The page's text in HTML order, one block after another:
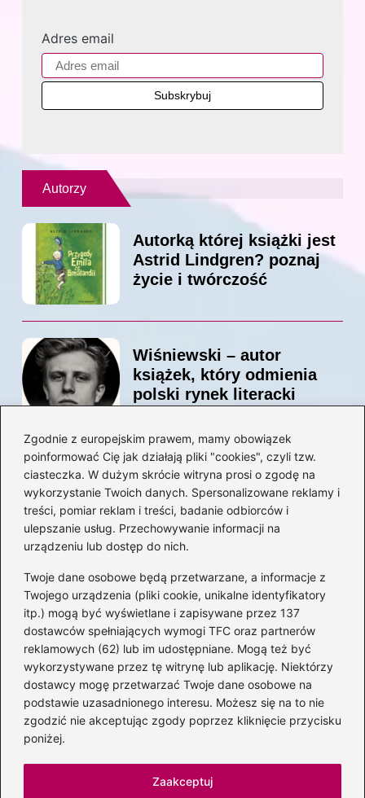
Zgodnie z europejskim prawem, mamy obowiązek
poinformować Cię jak działają pliki "cookies", czyli tzw.
ciasteczka. W dużym skrócie witryna prosi o zgodę na
wykorzystanie Twoich danych. Spersonalizowane reklamy i
treści, pomiar reklam i treści, badanie odbiorców i
ulepszanie usług. Przechowywanie informacji na
urządzeniu lub dostęp do nich.
Twoje dane osobowe będą przetwarzane, a informacje z
Twojego urządzenia (pliki cookie, unikalne identyfikatory
itp.) mogą być wyświetlane i zapisywane przez 137
dostawców spełniających wymogi TFC oraz partnerów
reklamowych (62) lub im udostępniane. Mogą też być
wykorzystywane przez tę witrynę lub aplikację. Niektórzy
dostawcy mogę przetwarzać Twoje dane osobowe na
podstawie uzasadnionego interesu. Możesz się na to nie
zgodzić nie akceptując zgody poprzez kliknięcie przycisku
poniżej.
Zaakceptuj
Adres email
Autorzy
Autorką której książki jest
Astrid Lindgren? poznaj
życie i twórczość
Wiśniewski – autor
książek, który odmienia
polski rynek literacki
Magiczne kulisy życia
autora książki o Kubusiu
Puchatku
Odkryj inne książki autora
„Jaś i Małgosia”, które
musisz przeczytać
Odkrywając magiczny
świat: jakie książki napisał